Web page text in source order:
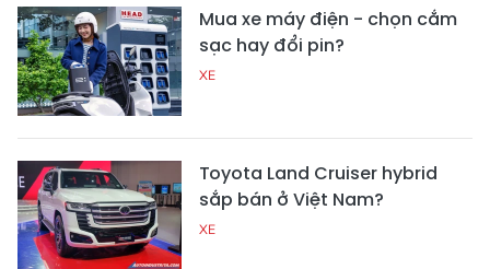
Mua xe máy điện - chọn cắm
sạc hay đổi pin?
XE
Toyota Land Cruiser hybrid
sắp bán ở Việt Nam?
XE